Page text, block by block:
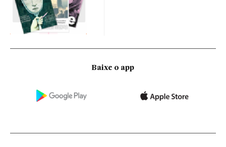
Baixe o app